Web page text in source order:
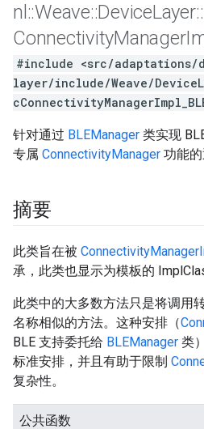
nl ::Weave::DeviceLayer::
ConnectivityManager
#include <src/adaptations/
layer/include/Weave/
针对通过 BLEManager 类实现
专属 ConnectivityManager 功能的
摘要
此类旨在被
承，此类也显示为模板的
此类中的大多数方法只是将调用
名称相似的方法。这种安排（
BLE 支持委托给 BLEManager 类
标准安排，并且有助于限制
复杂性。
公共函数